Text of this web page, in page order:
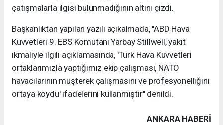
çatışmalarla ilgisi bulunmadığının altını çizdi.
Başkanlıktan yapılan yazılı açıkalmada, "ABD Hava
Kuvvetleri 9. EBS Komutanı Yarbay Stillwell, yakıt
ikmaliyle ilgili açıklamasında, 'Türk Hava Kuvvetleri
ortaklarımızla yaptığımız ekip çalışması, NATO
havacılarının müşterek çalışmasını ve profesyonelliğini
ortaya koydu' ifadelerini kullanmıştır" denildi.
ANKARA HABERİ